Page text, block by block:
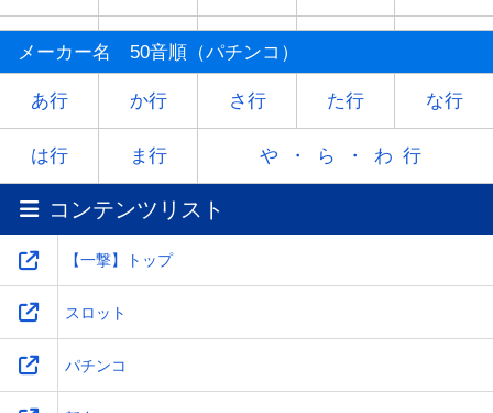
ミ ム
ヤ - ユ - ヨ
ラ リ レ
ワ -
メーカー名 50音順（パチンコ）
あ行 か行 さ行 た行 な行
は行 ま行 や・ら・わ行
コンテンツリスト
【一撃】トップ
スロット
パチンコ